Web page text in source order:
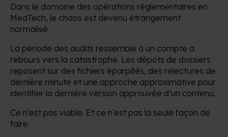
Dans le domaine des opérations réglementaires en
MedTech, le chaos est devenu étrangement
normalisé.
La période des audits ressemble à un compte à
rebours vers la catastrophe. Les dépôts de dossiers
reposent sur des fichiers éparpillés, des relectures de
dernière minute et une approche approximative pour
identifier la dernière version approuvée d’un contenu.
Ce n’est pas viable. Et ce n’est pas la seule façon de
faire.